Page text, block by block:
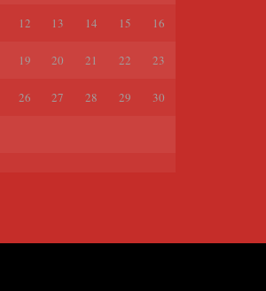
12 13 14 15 16
19 20 21 22 23
26 27 28 29 30